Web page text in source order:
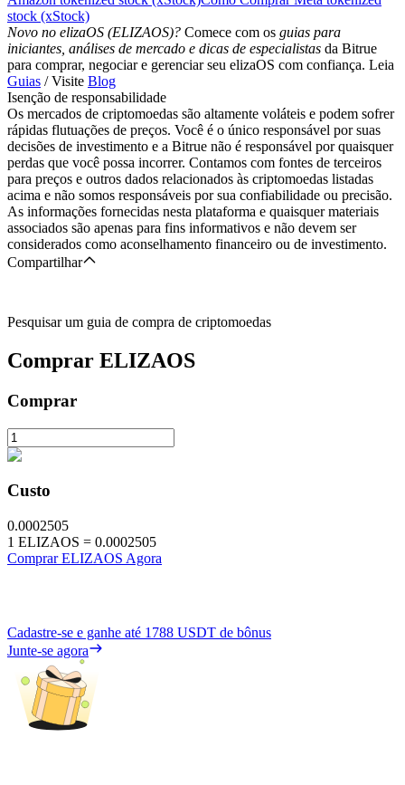
stock (xStock)
Novo no elizaOS (ELIZAOS)? Comece com os guias para
iniciantes, análises de mercado e dicas de especialistas da Bitrue
para comprar, negociar e gerenciar seu elizaOS com confiança. Leia
Guias / Visite Blog
Isenção de responsabilidade
Os mercados de criptomoedas são altamente voláteis e podem sofrer
rápidas flutuações de preços. Você é o único responsável por suas
decisões de investimento e a Bitrue não é responsável por quaisquer
perdas que você possa incorrer. Contamos com fontes de terceiros
para preços e outros dados relacionados às criptomoedas listadas
acima e não somos responsáveis por sua confiabilidade ou precisão.
As informações fornecidas nesta plataforma e quaisquer materiais
associados são apenas para fins informativos e não devem ser
considerados como aconselhamento financeiro ou de investimento.
Compartilhar
Pesquisar um guia de compra de criptomoedas
Comprar ELIZAOS
Comprar
Custo
0.0002505
1 ELIZAOS = 0.0002505
Comprar ELIZAOS Agora
Cadastre-se e ganhe até 1788 USDT de bônus
Junte-se agora